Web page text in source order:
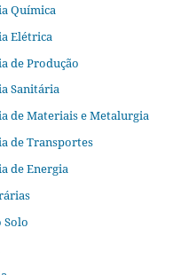
Química
Elétrica
de Produção
Sanitária
de Materiais e Metalurgia
de Transportes
de Energia
Solo